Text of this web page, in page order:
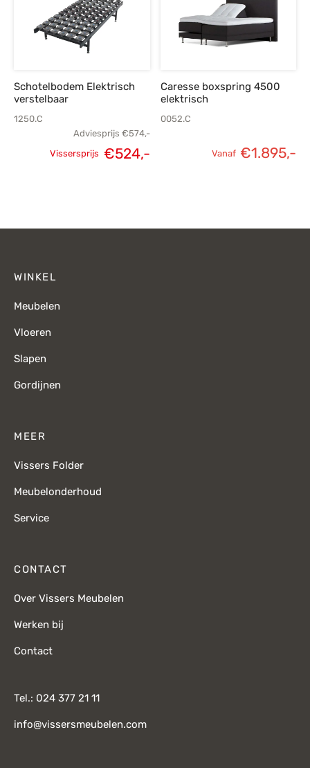
Schotelbodem Elektrisch
verstelbaar
1250.C
Adviesprijs €574,-
Oorspronkelijke
Vissersprijs €524,-Huidige
Caresse boxspring 4500
elektrisch
0052.C
Vanaf €1.895,-
WINKEL
Meubelen
Vloeren
Slapen
Gordijnen
MEER
Vissers Folder
Meubelonderhoud
Service
CONTACT
Over Vissers Meubelen
Werken bij
Contact
Tel.: 024 377 21 11
info@vissersmeubelen.com